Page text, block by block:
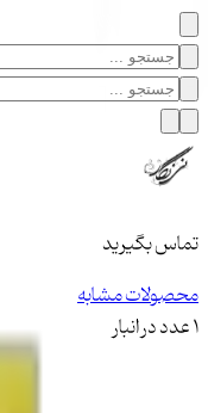
تماس بگیرید
محصولات مشابه
1 عدد در انبار